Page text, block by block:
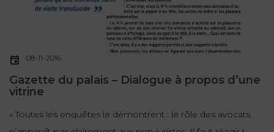
08-11-2016
Gazette du palais – Dialogue à propos d’une
vitrine
« Toutes les enquêtes le démontrent : le rôle des avocats